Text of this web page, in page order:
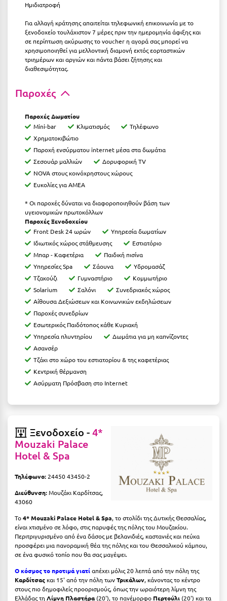
Λαγκάδια
Λακόπετρα Αχαΐας
Λεπτοκαρυά
Λέσβος
Λευκάδα
Λήμνος
Λίμνη Πλαστήρα
Λιτόχωρο
Λουτρά Πόζαρ
Λουτρά Υπάτης
Λουτράκι
Λούτσα
Μάνη
Μαραθώνας Αττικής
Μαρώνεια
Μεθώνη
Μεσσηνία
Μετέωρα
Μέτσοβο
Μήλος
Μονεμβασιά
Μουζάκι
Μπαλί Κρήτης
Μπάνσκο
Μπούκα Μεσσηνίας
Ημιδιατροφή
Για αλλαγή κράτησης απαιτείται τηλεφωνική επικοινωνία με το
ξενοδοχείο τουλάχιστον 7 μέρες πριν την ημερομηνία άφιξης και
σε περίπτωση ακύρωσης το voucher η αγορά σας μπορεί να
χρησιμοποιηθεί για μελλοντική διαμονή εκτός εορταστικών
τριημέρων και αργιών και πάντα βάσει ζήτησης και
διαθεσιμότητας.
Παροχές
Παροχές Δωματίου
Mini-bar
Κλιματισμός
Τηλέφωνο
Χρηματοκιβώτιο
Παροχή ενσύρματου internet μέσα στα δωμάτια
Σεσουάρ μαλλιών
Δορυφορική TV
NOVA στους κοινόχρηστους χώρους
Ευκολίες για ΑΜΕΑ
* Οι παροχές δύναται να διαφοροποιηθούν βάση των
υγειονομικών πρωτοκόλλων
Παροχές Ξενοδοχείου
Front Desk 24 ωρών
Υπηρεσία δωματίων
Ιδιωτικός χώρος στάθμευσης
Εστιατόριο
Μπαρ - Καφετέρια
Παιδική πισίνα
Υπηρεσίες Spa
Σάουνα
Yδρομασάζ
Τζακούζι
Γυμναστήριο
Κομμωτήριο
Solarium
Σαλόνι
Συνεδριακός χώρος
Αίθουσα Δεξιώσεων και Κοινωνικών εκδηλώσεων
Παροχές συνεδρίων
Εσωτερικός Παιδότοπος κάθε Κυριακή
Υπηρεσία πλυντηρίου
Δωμάτια για μη καπνίζοντες
Ασανσέρ
Τζάκι στο χώρο του εστιατορίου & της καφετέριας
Κεντρική θέρμανση
Ασύρματη Πρόσβαση στο Internet
Ξενοδοχείο -4*
Mouzaki Palace
Hotel & Spa
Τηλέφωνο:24450 43450-2
Διεύθυνση:Μουζάκι Καρδίτσας,
43060
Το4* Mouzaki Palace Hotel & Spa, το στολίδι της Δυτικής Θεσσαλίας,
είναι χτισμένο σε λόφο, στις παρυφές της πόλης του Μουζακίου.
Περιτριγυρισμένο από ένα δάσος με βελανιδιές, καστανιές και πεύκα
προσφέρει μια πανοραμική θέα της πόλης και του Θεσσαλικού κάμπου,
σε ένα φυσικό τοπίο που θα σας μαγέψει.
Ο κόσμος το προτιμά γιατίαπέχει μόλις 20 λεπτά από την πόλη της
Καρδίτσας και 15' από την πόλη τωνΤρικάλων, κάνοντας το κέντρο
στους πιο δημοφιλείς προορισμούς, όπως την ωραιότερη λίμνη της
Ελλάδας τη Λίμνη Πλαστήρα(20'), το πανέμορφο Περτούλι (20') και τα